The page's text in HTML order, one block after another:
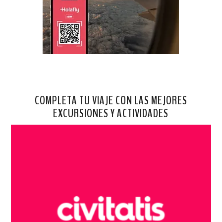
COMPLETA TU VIAJE CON LAS MEJORES
EXCURSIONES Y ACTIVIDADES